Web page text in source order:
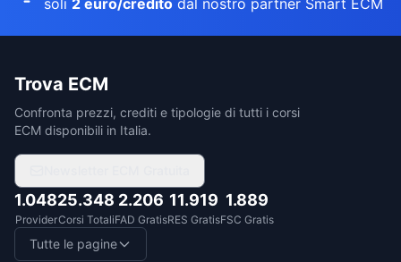
soli 2 euro/creditodal nostro partner Smart ECM
Trova ECM
Confronta prezzi, crediti e tipologie di tutti i corsi
ECM disponibili in Italia.
1.048
Provider
25.348
Corsi Totali
2.206
FAD Gratis
11.919
RES Gratis
1.889
FSC Gratis
Tutte le pagine